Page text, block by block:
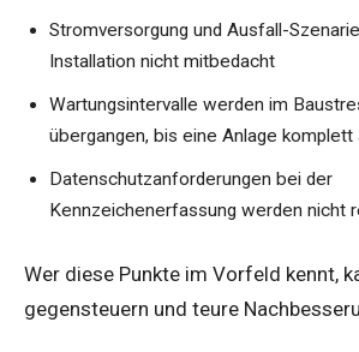
Stromversorgung und Ausfall-
Installation nicht mitbedacht
Wartungsintervalle werden im
übergangen, bis eine Anlage komplett
Datenschutzanforderungen bei der
Kennzeichenerfassung werden nicht
Wer diese Punkte im Vorfeld kennt,
gegensteuern und teure